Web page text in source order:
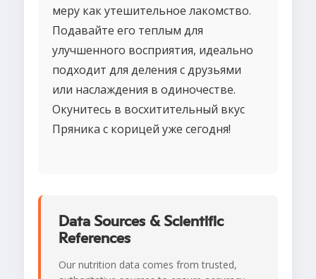
меру как утешительное лакомство.
Подавайте его теплым для
улучшенного восприятия, идеально
подходит для деления с друзьями
или наслаждения в одиночестве.
Окунитесь в восхитительный вкус
Пряника с корицей уже сегодня!
Data Sources & Scientific
References
Our nutrition data comes from trusted,